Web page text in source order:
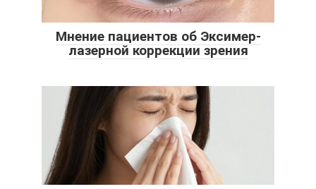
Мнение пациентов об Эксимер-
лазерной коррекции зрения